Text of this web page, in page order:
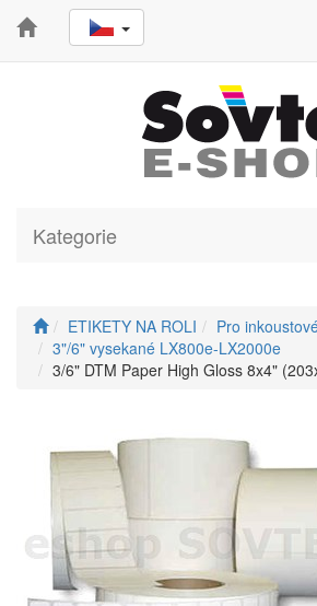
Kategorie
ETIKETY NA ROLI
Pro
3"/6" vysekané LX800e-LX2000e
3/6" DTM Paper High Gloss 8x4"